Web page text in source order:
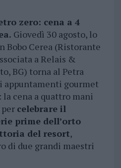
zero: cena a 4
Giovedì 30 agosto, lo
Cerea (Ristorante
a Relais &
BG) torna al Petra
appuntamenti gourmet
cena a quattro mani
celebrare il
prime dell’orto
del resort,
di due grandi maestri